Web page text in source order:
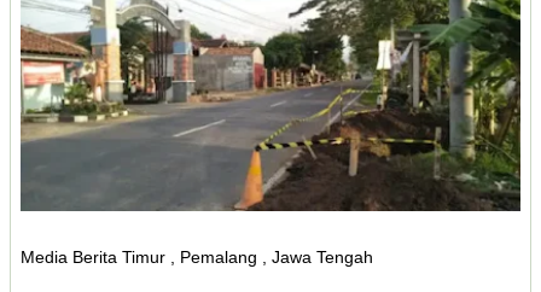
Media Berita Timur , Pemalang , Jawa Tengah